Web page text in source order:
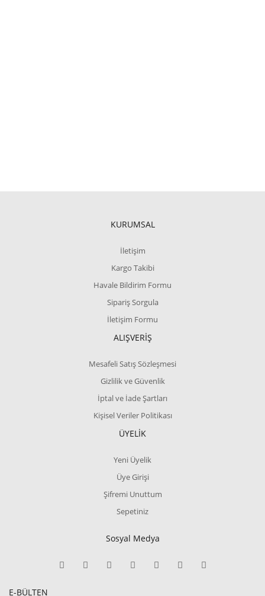
KURUMSAL
İletişim
Kargo Takibi
Havale Bildirim Formu
Sipariş Sorgula
İletişim Formu
ALIŞVERİŞ
Mesafeli Satış Sözleşmesi
Gizlilik ve Güvenlik
İptal ve İade Şartları
Kişisel Veriler Politikası
ÜYELİK
Yeni Üyelik
Üye Girişi
Şifremi Unuttum
Sepetiniz
Sosyal Medya
E-BÜLTEN